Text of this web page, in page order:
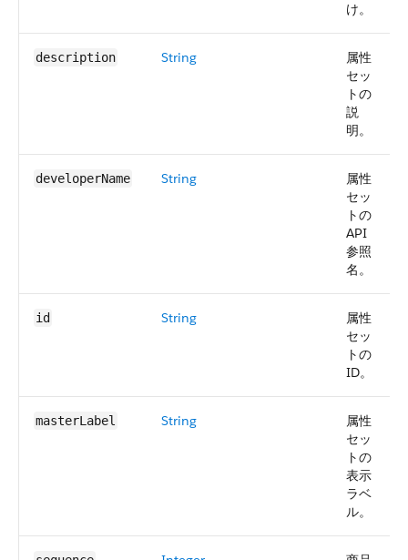
け。
description String
属性
セッ
トの
説
明。
developerName String
属性
セッ
トの
API
参照
名。
id String
属性
セッ
トの
ID。
masterLabel String
属性
セッ
トの
表示
ラベ
ル。